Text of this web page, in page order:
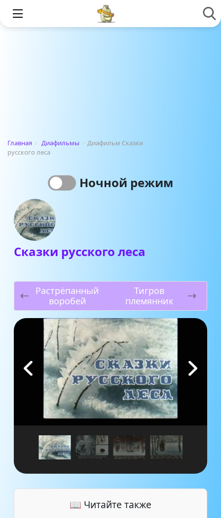
Главная › Диафильмы › Диафильм Сказки
русского леса
Ночной режим
Сказки русского леса
Растрёпанный
воробей
Тигров
племянник
📖 Читайте также